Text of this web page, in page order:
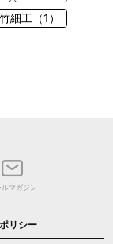
竹細工（1）
ルマガジン
リシー